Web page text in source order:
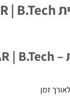
זמן